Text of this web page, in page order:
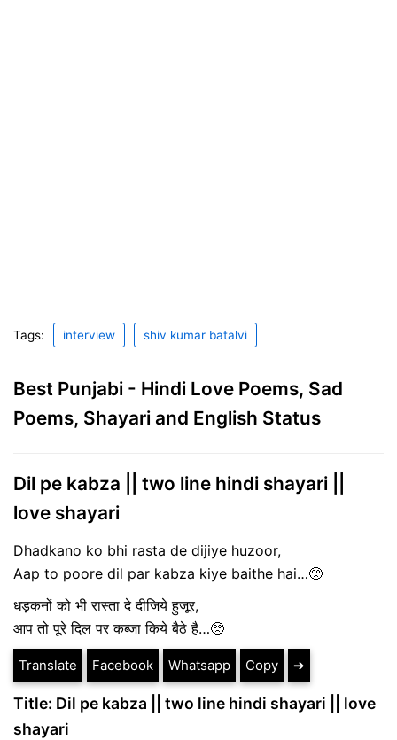
Tags: interview shiv kumar batalvi
Best Punjabi - Hindi Love Poems, Sad
Poems, Shayari and English Status
Dil pe kabza || two line hindi shayari ||
love shayari
Dhadkano ko bhi rasta de dijiye huzoor,
Aap to poore dil par kabza kiye baithe hai…🥺
धड़कनों को भी रास्ता दे दीजिये हुजूर,
आप तो पूरे दिल पर कब्जा किये बैठे है…🥺
Translate Facebook Whatsapp Copy ➔
Title: Dil pe kabza || two line hindi shayari || love
shayari